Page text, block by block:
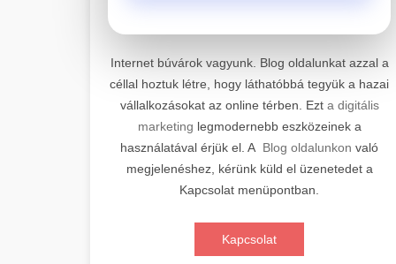
+
Professzionális elektromos roller
javítási és karbantartási szolgáltatások.
Szakértő technikusaink minőségi
szervízt nyújtanak minden jelentős
márkához és modellhez.
Szervizközpont Látogatása
📊 2. Online Marketing
Ügynökség
+
Átfogó online marketing
szolgáltatások, beleértve a SEO-t,
közösségi média kezelést és digitális
hirdetéseket. Növekedés elérése
Elektromos Roller
Internet búvárok vagyunk. Blog oldalunkat azzal a
céllal hoztuk létre, hogy láthatóbbá tegyük a hazai
vállalkozásokat az online térben. Ezt a digitális
marketing legmodernebb eszközeinek a
használatával érjük el. A Blog oldalunkon való
megjelenéshez, kérünk küld el üzenetedet a
Kapcsolat menüpontban.
Kapcsolat